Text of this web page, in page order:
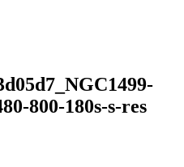
800-180s-s-res